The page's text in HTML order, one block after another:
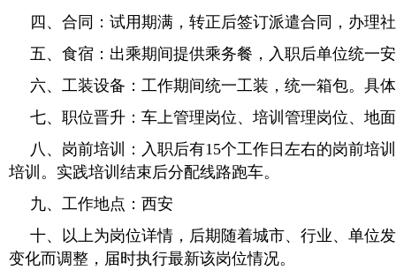
四、合同：试用期满，转正后签订派遣合同，办理
五、食宿：出乘期间提供乘务餐，入职后单位统一
六、工装设备：工作期间统一工装，统一箱包。具
七、职位晋升：车上管理岗位、培训管理岗位、地
八、岗前培训：入职后有15个工作日左右的岗前培
培训。实践培训结束后分配线路跑车。
九、工作地点：西安
十、以上为岗位详情，后期随着城市、行业、单位
变化而调整，届时执行最新该岗位情况。